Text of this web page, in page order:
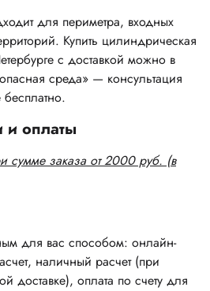
для периметра, входных
Купить цилиндрическая
с доставкой можно в
среда» — консультация
и оплаты
сумме заказа от 2000 руб. (в
для вас способом: онлайн-
наличный расчет (при
доставке), оплата по счету для